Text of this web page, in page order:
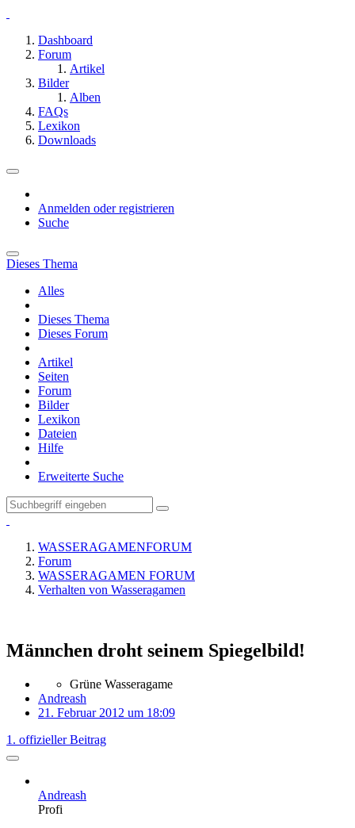
Dashboard
Forum
Artikel
Bilder
Alben
FAQs
Lexikon
Downloads
Anmelden oder registrieren
Suche
Dieses Thema
Alles
Dieses Thema
Dieses Forum
Artikel
Seiten
Forum
Bilder
Lexikon
Dateien
Hilfe
Erweiterte Suche
WASSERAGAMENFORUM
Forum
WASSERAGAMEN FORUM
Verhalten von Wasseragamen
Männchen droht seinem Spiegelbild!
Grüne Wasseragame
Andreash
21. Februar 2012 um 18:09
1. offizieller Beitrag
Andreash
Profi